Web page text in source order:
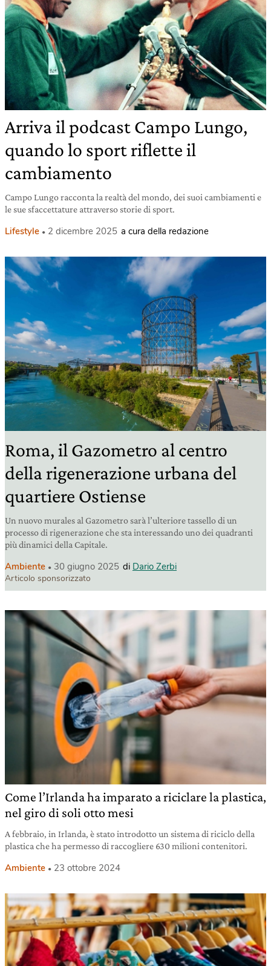
Arriva il podcast Campo Lungo,
quando lo sport riflette il
cambiamento
Campo Lungo racconta la realtà del mondo, dei suoi cambiamenti e
le sue sfaccettature attraverso storie di sport.
Lifestyle 2 dicembre 2025 a cura della redazione
Roma, il Gazometro al centro
della rigenerazione urbana del
quartiere Ostiense
Un nuovo murales al Gazometro sarà l’ulteriore tassello di un
processo di rigenerazione che sta interessando uno dei quadranti
più dinamici della Capitale.
Ambiente 30 giugno 2025 di Dario Zerbi
Articolo sponsorizzato
Come l’Irlanda ha imparato a riciclare la plastica,
nel giro di soli otto mesi
A febbraio, in Irlanda, è stato introdotto un sistema di riciclo della
plastica che ha permesso di raccogliere 630 milioni contenitori.
Ambiente 23 ottobre 2024